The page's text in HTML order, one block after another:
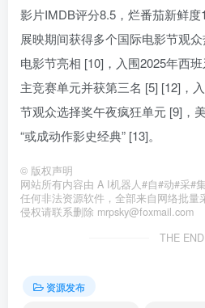
影片IMDB评分8.5，烂番茄新鲜度
展映期间获得多个国际电影节观
电影节亮相 [10]，入围2025年西
主竞赛单元并获第三名 [5] [12]，
节观众选择奖午夜疯狂单元 [9]，
“或成动作影史经典” [13]。
© 版权声明
网站所有内容由 A I机器人#自#动#采#
任何非法资源软件，全部来自网络批量
侵权请联系删除 mrpsky@foxmail.com
THE END
资源发布